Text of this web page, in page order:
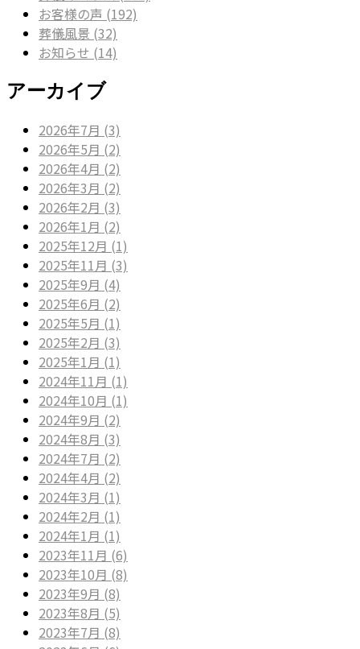
お客様の声 (192)
葬儀風景 (32)
お知らせ (14)
アーカイブ
2026年7月 (3)
2026年5月 (2)
2026年4月 (2)
2026年3月 (2)
2026年2月 (3)
2026年1月 (2)
2025年12月 (1)
2025年11月 (3)
2025年9月 (4)
2025年6月 (2)
2025年5月 (1)
2025年2月 (3)
2025年1月 (1)
2024年11月 (1)
2024年10月 (1)
2024年9月 (2)
2024年8月 (3)
2024年7月 (2)
2024年4月 (2)
2024年3月 (1)
2024年2月 (1)
2024年1月 (1)
2023年11月 (6)
2023年10月 (8)
2023年9月 (8)
2023年8月 (5)
2023年7月 (8)